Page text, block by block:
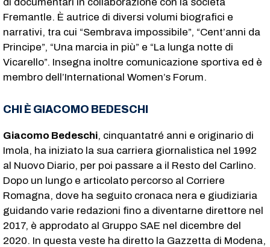
Fremantle. È autrice di diversi volumi biografici e
narrativi, tra cui “Sembrava impossibile”, “Cent’anni da
Principe”, “Una marcia in più” e “La lunga notte di
Vicarello”. Insegna inoltre comunicazione sportiva ed è
membro dell’International Women’s Forum.
CHI È GIACOMO BEDESCHI
Giacomo Bedeschi, cinquantatré anni e originario di
Imola, ha iniziato la sua carriera giornalistica nel 1992
al Nuovo Diario, per poi passare a il Resto del Carlino.
Dopo un lungo e articolato percorso al Corriere
Romagna, dove ha seguito cronaca nera e giudiziaria
guidando varie redazioni fino a diventarne direttore nel
2017, è approdato al Gruppo SAE nel dicembre del
2020. In questa veste ha diretto la Gazzetta di Modena,